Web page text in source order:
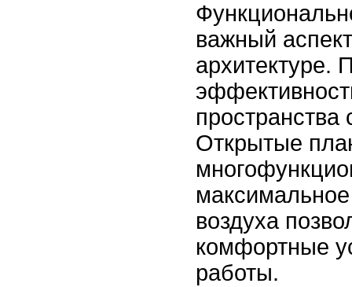
важный
архитектуре.
пространства
Открытые
воздуха
комфортные
работы.